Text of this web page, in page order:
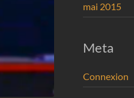
mai 2015
Meta
Connexion